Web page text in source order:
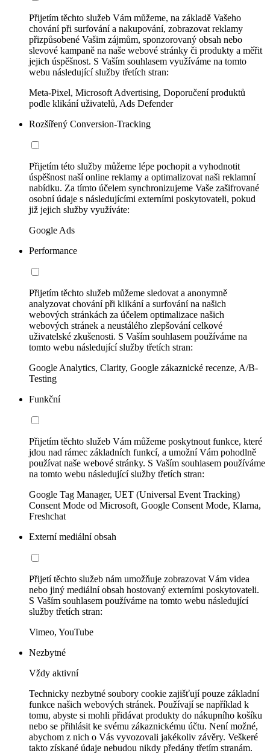
Přijetím těchto služeb Vám můžeme, na základě Vašeho
chování při surfování a nakupování, zobrazovat reklamy
přizpůsobené Vašim zájmům, sponzorovaný obsah nebo
slevové kampaně na naše webové stránky či produkty a měřit
jejich úspěšnost. S Vaším souhlasem využíváme na tomto
webu následující služby třetích stran:
Meta-Pixel, Microsoft Advertising, Doporučení produktů
podle klikání uživatelů, Ads Defender
Rozšířený Conversion-Tracking
Přijetím této služby můžeme lépe pochopit a vyhodnotit
úspěšnost naší online reklamy a optimalizovat naši reklamní
nabídku. Za tímto účelem synchronizujeme Vaše zašifrované
osobní údaje s následujícími externími poskytovateli, pokud
již jejich služby využíváte:
Google Ads
Performance
Přijetím těchto služeb můžeme sledovat a anonymně
analyzovat chování při klikání a surfování na našich
webových stránkách za účelem optimalizace našich
webových stránek a neustálého zlepšování celkové
uživatelské zkušenosti. S Vaším souhlasem používáme na
tomto webu následující služby třetích stran:
Google Analytics, Clarity, Google zákaznické recenze, A/B-
Testing
Funkční
Přijetím těchto služeb Vám můžeme poskytnout funkce, které
jdou nad rámec základních funkcí, a umožní Vám pohodlně
používat naše webové stránky. S Vaším souhlasem používáme
na tomto webu následující služby třetích stran:
Google Tag Manager, UET (Universal Event Tracking)
Consent Mode od Microsoft, Google Consent Mode, Klarna,
Freshchat
Externí mediální obsah
Přijetí těchto služeb nám umožňuje zobrazovat Vám videa
nebo jiný mediální obsah hostovaný externími poskytovateli.
S Vaším souhlasem používáme na tomto webu následující
služby třetích stran:
Vimeo, YouTube
Nezbytné
Vždy aktivní
Technicky nezbytné soubory cookie zajišťují pouze základní
funkce našich webových stránek. Používají se například k
tomu, abyste si mohli přidávat produkty do nákupního košíku
nebo se přihlásit ke svému zákaznickému účtu. Není možné,
abychom z nich o Vás vyvozovali jakékoliv závěry. Veškeré
takto získané údaje nebudou nikdy předány třetím stranám.